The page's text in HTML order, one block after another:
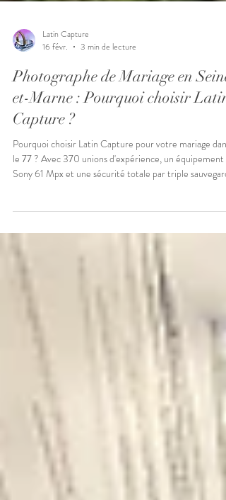
Latin Capture
16 févr.
3 min de lecture
Photographe de Mariage en
et-Marne : Pourquoi choisir Latin
Capture ?
je vous garantis des souvenirs d'exception.